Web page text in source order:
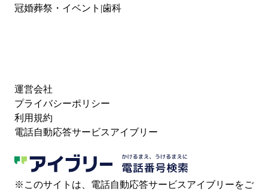
冠婚葬祭・イベント 歯科
運営会社
プライバシーポリシー
利用規約
電話自動応答サービスアイブリー
※このサイトは、電話自動応答サービスアイブリーをご